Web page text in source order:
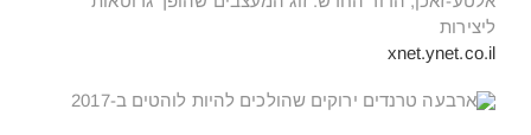
ליצירות
xnet.ynet.co.il